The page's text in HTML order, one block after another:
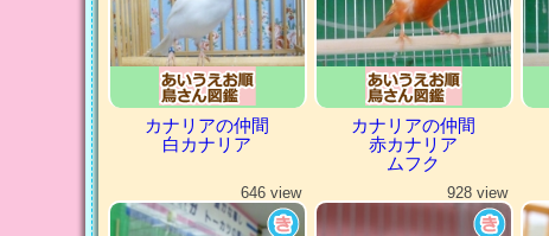
カナリアの仲間
白カナリア
カナリアの仲間
赤カナリア
ムフク
646 view 928 view